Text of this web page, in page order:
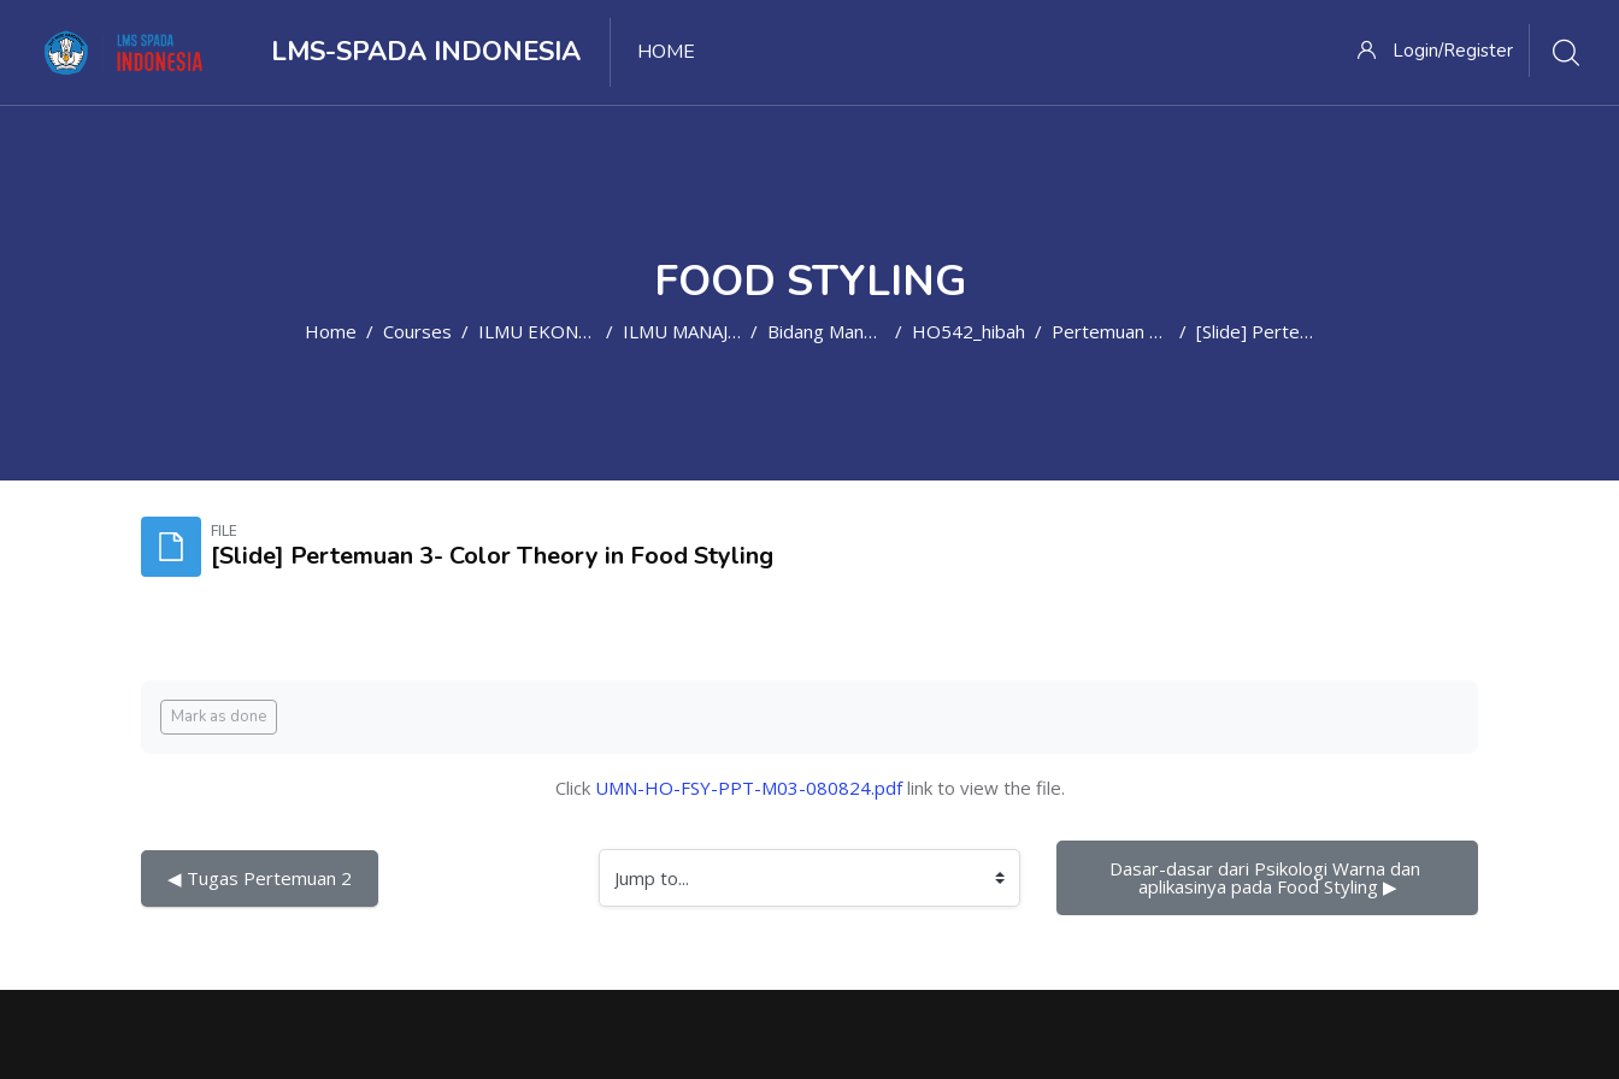
LMS-SPADA INDONESIA HOME Login/Register
FOOD STYLING
Home Courses ILMU EKONOMI ILMU MANAJEMEN Bidang Manajemen Yang Belum Tercantum HO542_hibah Pertemuan 3 - Color Theory In Food Styling [Slide] Pertemuan 3- Color Theory In Food Styling
FILE
[Slide] Pertemuan 3- Color Theory in Food Styling
Completion requirements
Mark as done
Click UMN-HO-FSY-PPT-M03-080824.pdflink to view the file.
◀︎ Tugas Pertemuan 2 Jump to... Dasar-dasar dari Psikologi Warna dan
aplikasinya pada Food Styling ▶︎